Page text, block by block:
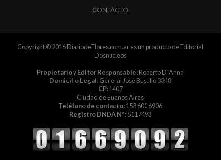
CONTACTO
Copyright © 2016 DiariodeFlores.com.ar es un producto de Editorial
Dosnucleos
Propietario y Editor Responsable:Roberto D´Anna
Domicilio Legal:General José Bustillo 3348
CP:1407
Ciudad de Buenos Aires
Teléfono de contacto:153 600 6906
Registro DNDA Nº:5117493